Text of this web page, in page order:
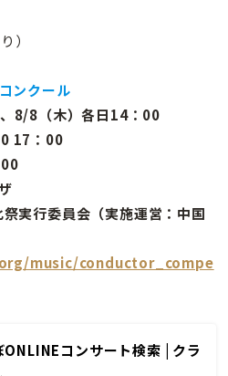
）
ンクール
8/8（木）各日14：00
17：00
実行委員会（実施運営：中国
music/conductor_compe
コンサート検索 | クラ